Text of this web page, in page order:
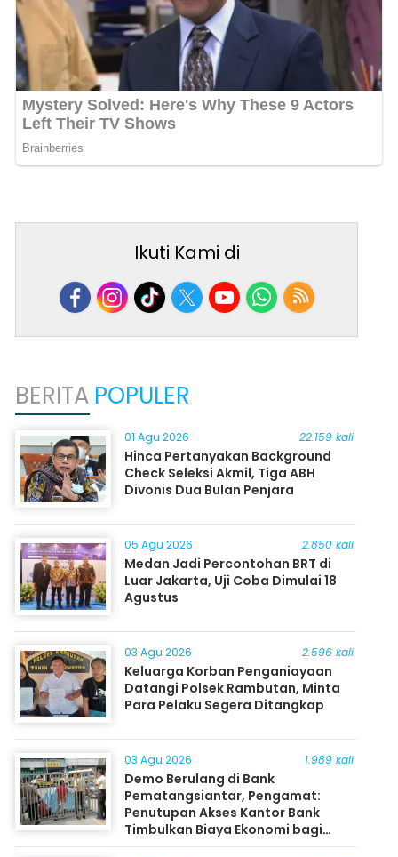
Ikuti Kami di
BERITA POPULER
01 Agu 2026 22.159 kali
Hinca Pertanyakan Background
Check Seleksi Akmil, Tiga ABH
Divonis Dua Bulan Penjara
05 Agu 2026 2.850 kali
Medan Jadi Percontohan BRT di
Luar Jakarta, Uji Coba Dimulai 18
Agustus
03 Agu 2026 2.596 kali
Keluarga Korban Penganiayaan
Datangi Polsek Rambutan, Minta
Para Pelaku Segera Ditangkap
03 Agu 2026 1.989 kali
Demo Berulang di Bank
Pematangsiantar, Pengamat:
Penutupan Akses Kantor Bank
Timbulkan Biaya Ekonomi bagi
Masyarakat